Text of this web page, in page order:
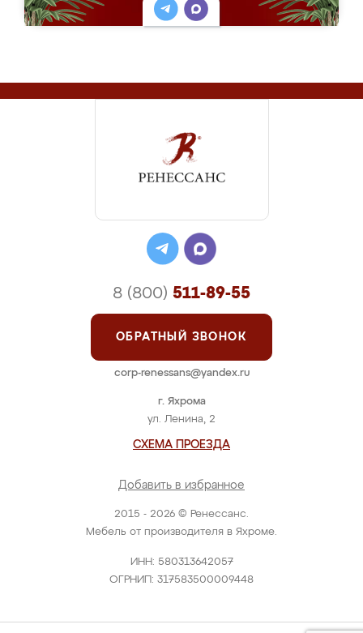
2015 - 2026 © Ренессанс.
Мебель от производителя в Яхроме.
ИНН: 580313642057
ОГРНИП: 317583500009448
г. Яхрома
ул. Ленина, 2
СХЕМА ПРОЕЗДА
Добавить в избранное
8 (800) 511-89-55
ОБРАТНЫЙ ЗВОНОК
corp-renessans@yandex.ru